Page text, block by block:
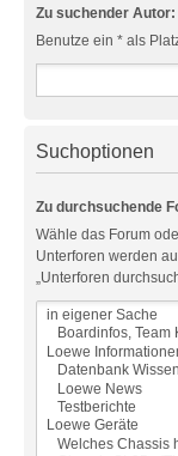
Zu suchender Autor:
Benutze ein * als
Suchoptionen
Zu durchsuchende
Wähle das Forum
Unterforen werden
„Unterforen